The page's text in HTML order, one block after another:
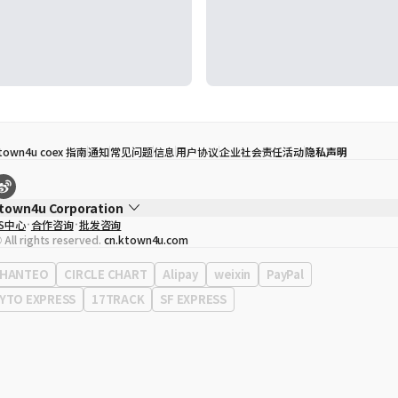
coex 指南通知常见问题信息用户协议企业社会责任活动隐私声明
Corporation
宋効珉
业执照 120-87-71116
地址 首尔特别市 江南区 岭东大路 513号 3楼 （三成洞， coex)
中心 合作咨询 批发咨询
rights reserved. cn.ktown4u.com
HANTEO CIRCLE CHART Alipay weixin
PayPal
YTO EXPRESS
17TRACK SF EXPRESS